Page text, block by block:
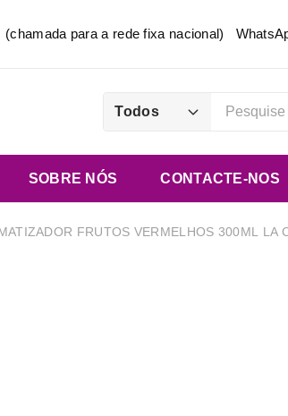
(chamada para a rede fixa nacional)
Todos
SOBRE NÓS CONTACTE-NOS
FRUTOS VERMELHOS 300ML LA